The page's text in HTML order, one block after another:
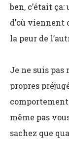
ben, c’était
d’où viennent
la peur de
Je ne suis pas
propres
même pas
sachez que